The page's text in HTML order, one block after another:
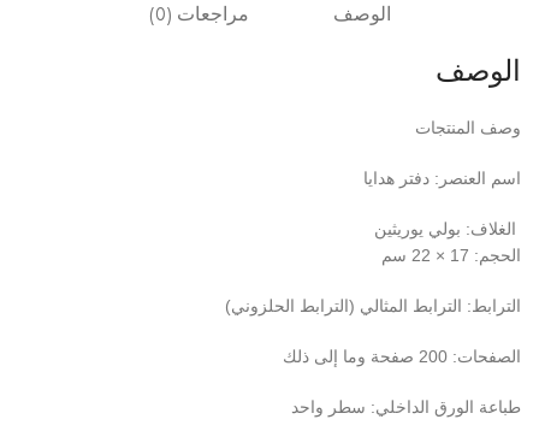
الوصف مراجعات (0)
الوصف
وصف المنتجات
اسم العنصر: دفتر هدايا
الغلاف: بولي يوريثين
الحجم: 17 × 22 سم
الترابط: الترابط المثالي (الترابط الحلزوني)
الصفحات: 200 صفحة وما إلى ذلك
طباعة الورق الداخلي: سطر واحد